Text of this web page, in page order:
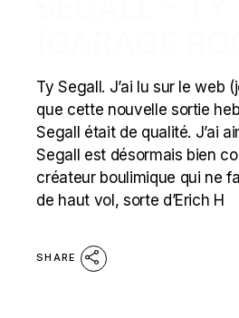
Ty Segall. J’ai lu sur le web
que cette nouvelle sortie
Segall était de qualité. J’ai
Segall est désormais bien
créateur boulimique qui ne
de haut vol, sorte d’Erich H
SHARE